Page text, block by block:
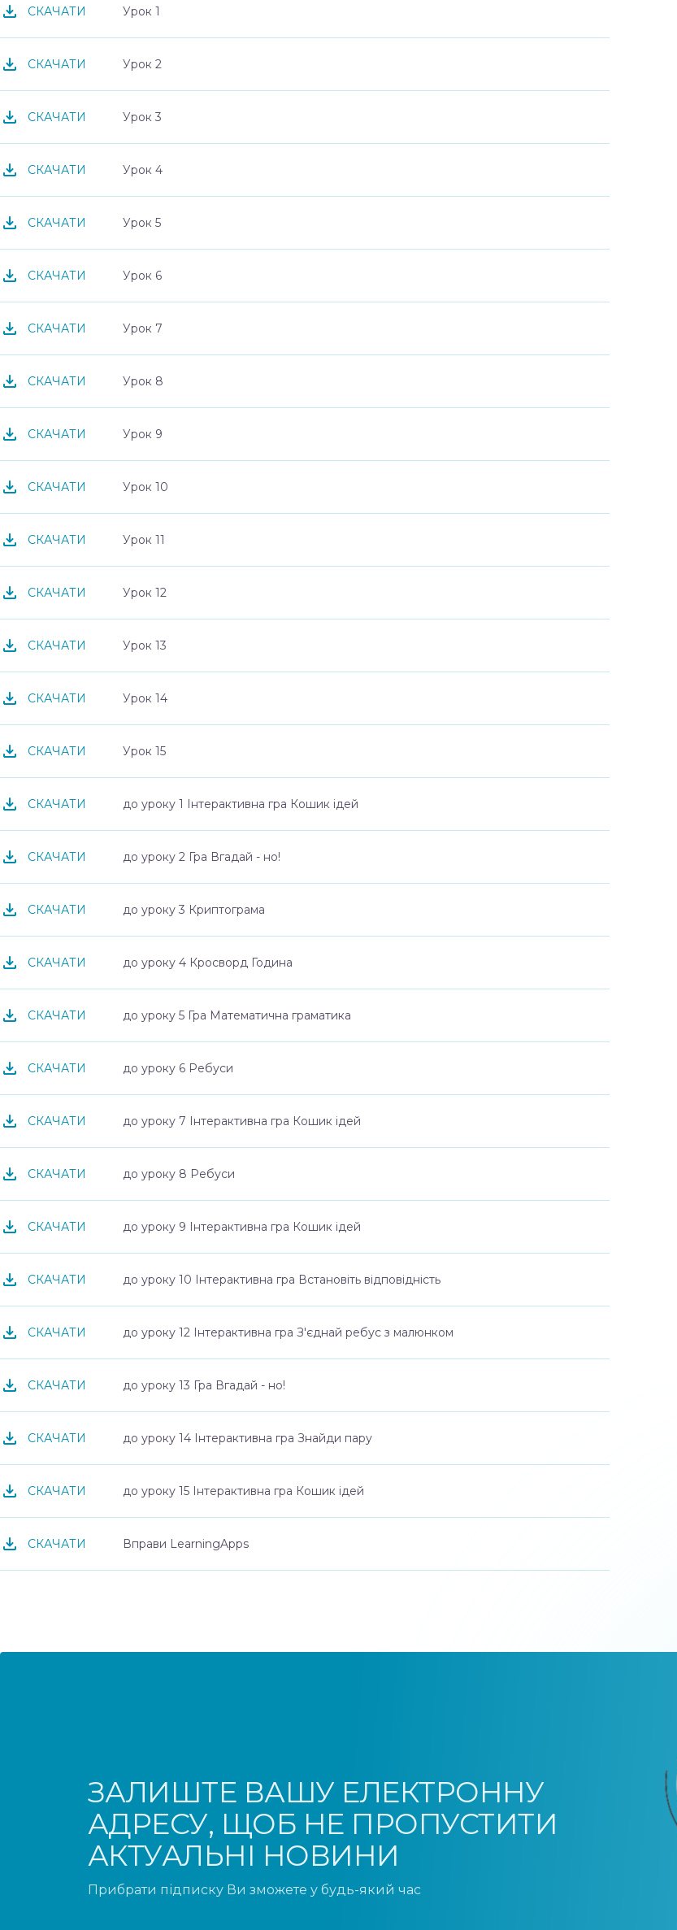
СКАЧАТИ Урок 1
СКАЧАТИ Урок 2
СКАЧАТИ Урок 3
СКАЧАТИ Урок 4
СКАЧАТИ Урок 5
СКАЧАТИ Урок 6
СКАЧАТИ Урок 7
СКАЧАТИ Урок 8
СКАЧАТИ Урок 9
СКАЧАТИ Урок 10
СКАЧАТИ Урок 11
СКАЧАТИ Урок 12
СКАЧАТИ Урок 13
СКАЧАТИ Урок 14
СКАЧАТИ Урок 15
СКАЧАТИ до уроку 1 Інтерактивна гра Кошик ідей
СКАЧАТИ до уроку 2 Гра Вгадай - но!
СКАЧАТИ до уроку 3 Криптограма
СКАЧАТИ до уроку 4 Кросворд Година
СКАЧАТИ до уроку 5 Гра Математична граматика
СКАЧАТИ до уроку 6 Ребуси
СКАЧАТИ до уроку 7 Інтерактивна гра Кошик ідей
СКАЧАТИ до уроку 8 Ребуси
СКАЧАТИ до уроку 9 Інтерактивна гра Кошик ідей
СКАЧАТИ до уроку 10 Інтерактивна гра Встановіть відповідність
СКАЧАТИ до уроку 12 Інтерактивна гра З'єднай ребус з малюнком
СКАЧАТИ до уроку 13 Гра Вгадай - но!
СКАЧАТИ до уроку 14 Інтерактивна гра Знайди пару
СКАЧАТИ до уроку 15 Інтерактивна гра Кошик ідей
СКАЧАТИ Вправи LearningApps
ЗАЛИШТЕ ВАШУ ЕЛЕКТРОННУ
АДРЕСУ, ЩОБ НЕ ПРОПУСТИТИ
АКТУАЛЬНІ НОВИНИ
Прибрати підписку Ви зможете у будь-який час